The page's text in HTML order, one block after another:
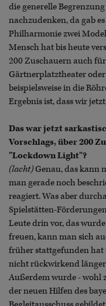
die generelle
nachzudenken, da gab
Philharmonie zwei
Mensch hat bis heute
200 Zuschauern auch
Gärtnerplatztheater
beispielsweise in die
Ergebnis ist, dass wir
Das war jetzt
Vorschlags, über 200
"Lockdown Light"?
(lacht)Genau, das kann
man gerade noch
reagiert. Was aber
Spielstätten-
Leute drin vor, das
freuen, kann man sich
früher stattgefunden hat
nicht rückwirkend
Außerdem wurde - wohl
der neuen Hilfen des